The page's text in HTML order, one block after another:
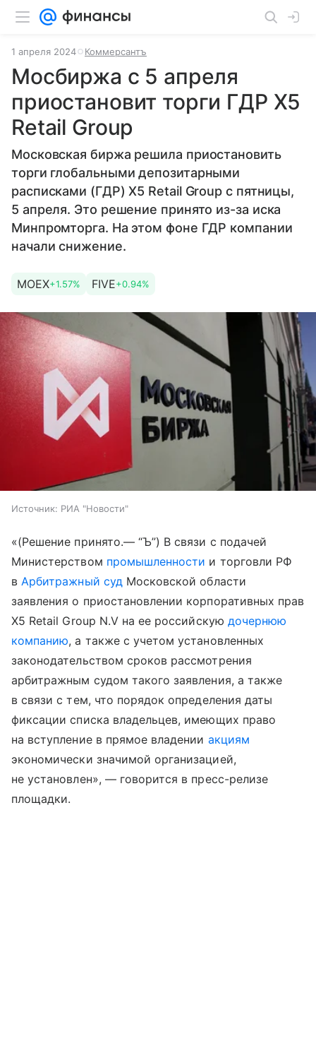
1 апреля 2024 Коммерсантъ
Мосбиржа с 5 апреля
приостановит торги ГДР X5
Retail Group
Московская биржа решила приостановить
торги глобальными депозитарными
расписками (ГДР) X5 Retail Group с пятницы,
5 апреля. Это решение принято из-за иска
Минпромторга. На этом фоне ГДР компании
начали снижение.
MOEX+1.57% FIVE+0.94%
Источник: РИА "Новости"
«(Решение принято.— “Ъ”) В связи с подачей
Министерством промышленности и торговли РФ
в Арбитражный судМосковской области
заявления о приостановлении корпоративных прав
X5 Retail Group N.V на ее российскую дочернюю
компанию, а также с учетом установленных
законодательством сроков рассмотрения
арбитражным судом такого заявления, а также
в связи с тем, что порядок определения даты
фиксации списка владельцев, имеющих право
на вступление в прямое владении акциям
экономически значимой организацией,
не установлен», — говорится в пресс-релизе
площадки.